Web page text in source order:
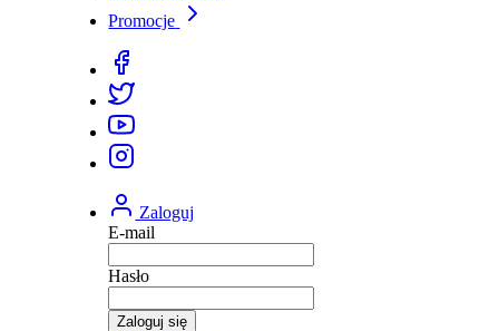
Promocje
Zaloguj
E-mail
Hasło
Zaloguj się